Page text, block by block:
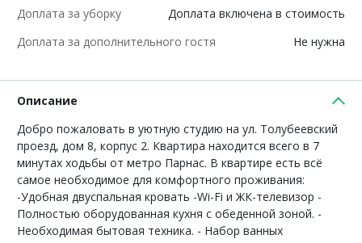
Доплата за уборку
Доплата включена в стоимость
Доплата за дополнительного гостя
Не нужна
Описание
Добро пожаловать в уютную студию на ул. Толубеевский
проезд, дом 8, корпус 2. Квартира находится всего в 7
минутах ходьбы от метро Парнас. В квартире есть всё
самое необходимое для комфортного проживания:
-Удобная двуспальная кровать -Wi-Fi и ЖК-телевизор -
Полностью оборудованная кухня с обеденной зоной. -
Необходимая бытовая техника. - Набор ванных